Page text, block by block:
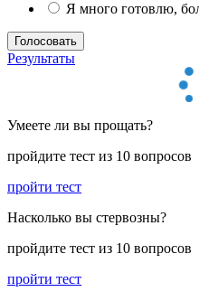
Я много готовлю,
Результаты
Умеете ли вы прощать?
пройдите тест из 10 вопросов
пройти тест
Насколько вы стервозны?
пройдите тест из 10 вопросов
пройти тест